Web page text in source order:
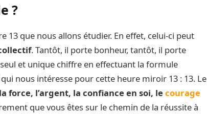
?
13 que nous allons étudier. En effet, celui-ci peut
. Tantôt, il porte bonheur, tantôt, il porte
et unique chiffre en effectuant la formule
qui nous intéresse pour cette heure miroir 13 : 13. Le
force, l’argent, la confiance en soi, le courage
que vous êtes sur le chemin de la réussite à